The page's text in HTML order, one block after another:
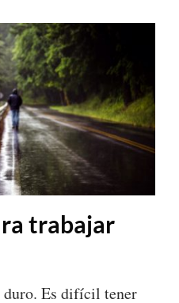
trabajar
duro. Es difícil tener